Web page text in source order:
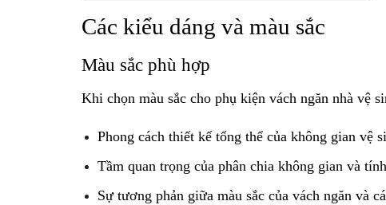
Các kiểu dáng và màu sắc
Màu sắc phù hợp
Khi chọn màu sắc cho phụ kiện vách ngăn nhà vệ
Phong cách thiết kế tổng thể của không gian vệ
Tầm quan trọng của phân chia không gian và
Sự tương phản giữa màu sắc của vách ngăn và